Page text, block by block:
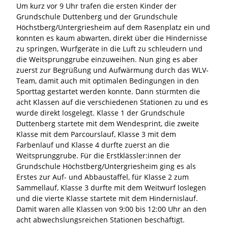
Um kurz vor 9 Uhr trafen die ersten Kinder der
Grundschule Duttenberg und der Grundschule
Höchstberg/Untergriesheim auf dem Rasenplatz ein und
konnten es kaum abwarten, direkt über die Hindernisse
zu springen, Wurfgeräte in die Luft zu schleudern und
die Weitsprunggrube einzuweihen. Nun ging es aber
zuerst zur Begrüßung und Aufwärmung durch das WLV-
Team, damit auch mit optimalen Bedingungen in den
Sporttag gestartet werden konnte. Dann stürmten die
acht Klassen auf die verschiedenen Stationen zu und es
wurde direkt losgelegt. Klasse 1 der Grundschule
Duttenberg startete mit dem Wendesprint, die zweite
Klasse mit dem Parcourslauf, Klasse 3 mit dem
Farbenlauf und Klasse 4 durfte zuerst an die
Weitsprunggrube. Für die Erstklässler:innen der
Grundschule Höchstberg/Untergriesheim ging es als
Erstes zur Auf- und Abbaustaffel, für Klasse 2 zum
Sammellauf, Klasse 3 durfte mit dem Weitwurf loslegen
und die vierte Klasse startete mit dem Hindernislauf.
Damit waren alle Klassen von 9:00 bis 12:00 Uhr an den
acht abwechslungsreichen Stationen beschäftigt.